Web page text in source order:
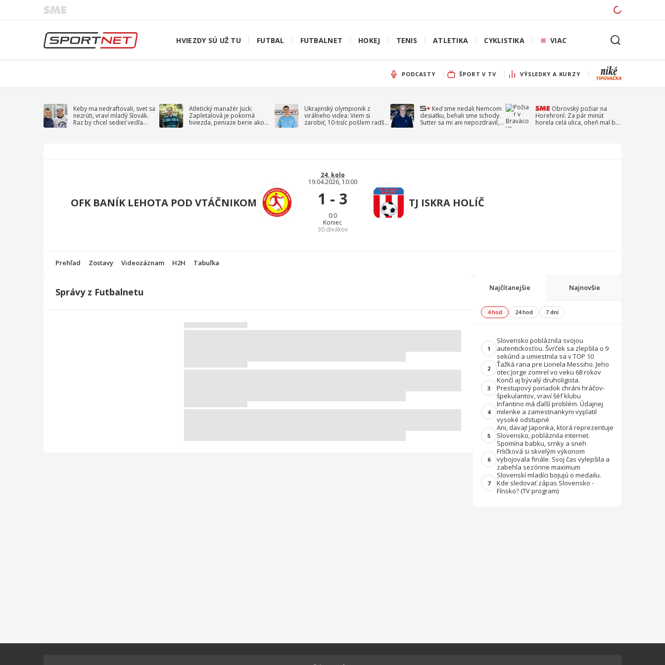
HVIEZDY SÚ UŽ TU FUTBAL FUTBALNET HOKEJ TENIS ATLETIKA CYKLISTIKA VIAC
PODCASTY ŠPORT V TV VÝSLEDKY A KURZY
Keby ma nedraftovali, svet sa
nezrúti, vraví mladý Slovák.
Raz by chcel sedieť vedľa
Atletický manažér Juck:
Zapletalová je pokorná
hviezda, peniaze berie ako
Ukrajinský olympionik z
virálneho videa: Viem si
zarobiť, 10-tisíc pošlem radšej
Keď sme nedali Nemcom
desiatku, behali sme schody.
Sutter sa mi ani nepozdravil,
Obrovský požiar na
Horehroní: Za pár minút
horela celá ulica, oheň mal byť
OFK BANÍK LEHOTA POD VTÁČNIKOM
24. kolo
19.04.2026, 10:00
1 - 3
0:0
Koniec
30divákov
TJ ISKRA HOLÍČ
Prehľad Zostavy Videozáznam H2H Tabuľka
Správy z Futbalnetu Najčítanejšie Najnovšie
4 hod 24 hod 7 dní
1
Slovensko pobláznila svojou
autentickosťou. Švrček sa zlepšila o 9
sekúnd a umiestnila sa v TOP 10
2
Ťažká rana pre Lionela Messiho. Jeho
otec Jorge zomrel vo veku 68 rokov
3
Končí aj bývalý druholigista.
Prestupový poriadok chráni hráčov-
špekulantov, vraví šéf klubu
4
Infantino má ďalší problém. Údajnej
milenke a zamestnankyni vyplatil
vysoké odstupné
5
Ani, davaj! Japonka, ktorá reprezentuje
Slovensko, pobláznila internet.
Spomína babku, srnky a sneh
6
Frličková si skvelým výkonom
vybojovala finále. Svoj čas vylepšila a
zabehla sezónne maximum
7
Slovenskí mladíci bojujú o medailu.
Kde sledovať zápas Slovensko -
Fínsko? (TV program)